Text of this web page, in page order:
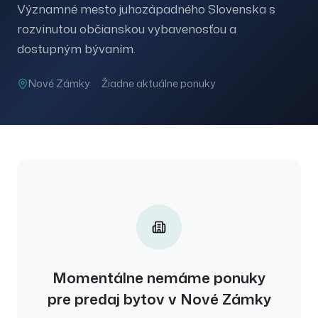
Významné mesto juhozápadného Slovenska s
rozvinutou občianskou vybavenosťou a
dostupným bývaním.
Nové Zámky Žiadne aktuálne ponuky
Momentálne nemáme ponuky
pre predaj bytov v Nové Zámky